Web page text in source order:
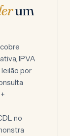
um
IPVA
por
no